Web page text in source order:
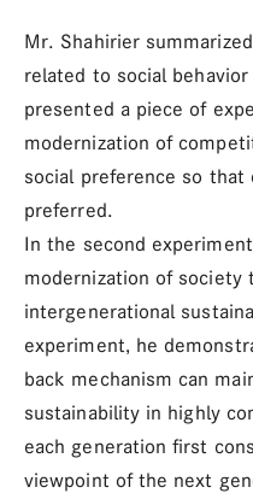
Mr. Shahirier
related to social
presented a piece of
modernization of
social preference so
preferred.
In the second
modernization of society
intergenerational
experiment, he
back mechanism can
sustainability in highly
each generation first
viewpoint of the next